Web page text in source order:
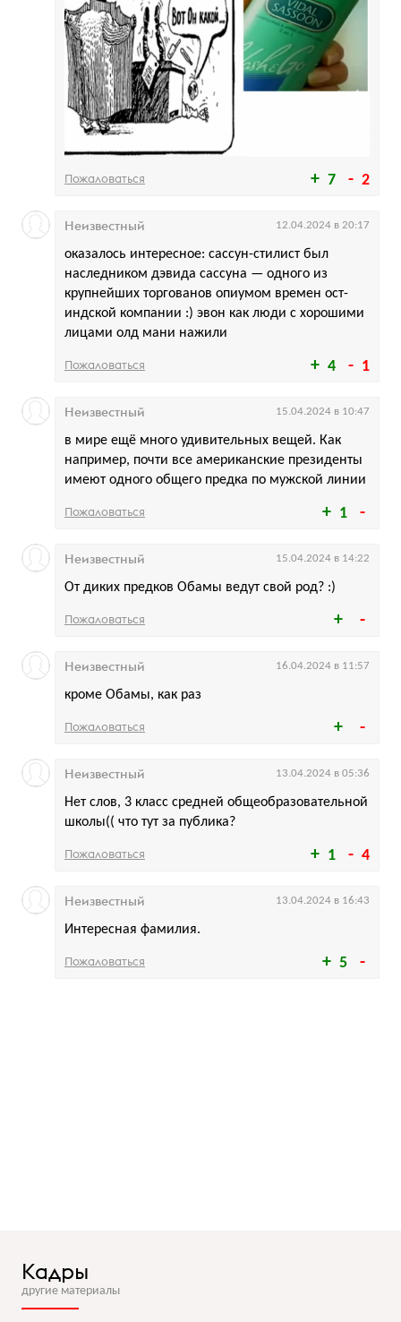
7 2
Пожаловаться
4 1
оказалось интересное: сассун-стилист был
наследником дэвида сассуна — одного из
крупнейших торгованов опиумом времен ост-
индской компании :) эвон как люди с хорошими
лицами олд мани нажили
Неизвестный 12.04.2024 в 20:17
Пожаловаться
1
в мире ещё много удивительных вещей. Как
например, почти все американские президенты
имеют одного общего предка по мужской линии
Неизвестный 15.04.2024 в 10:47
Пожаловаться
От диких предков Обамы ведут свой род? :)
Неизвестный 15.04.2024 в 14:22
Пожаловаться
кроме Обамы, как раз
Неизвестный 16.04.2024 в 11:57
Пожаловаться
1 4
Нет слов, 3 класс средней общеобразовательной
школы(( что тут за публика?
Неизвестный 13.04.2024 в 05:36
Пожаловаться
5
Интересная фамилия.
Неизвестный 13.04.2024 в 16:43
Пожаловаться
Кадры
другие материалы